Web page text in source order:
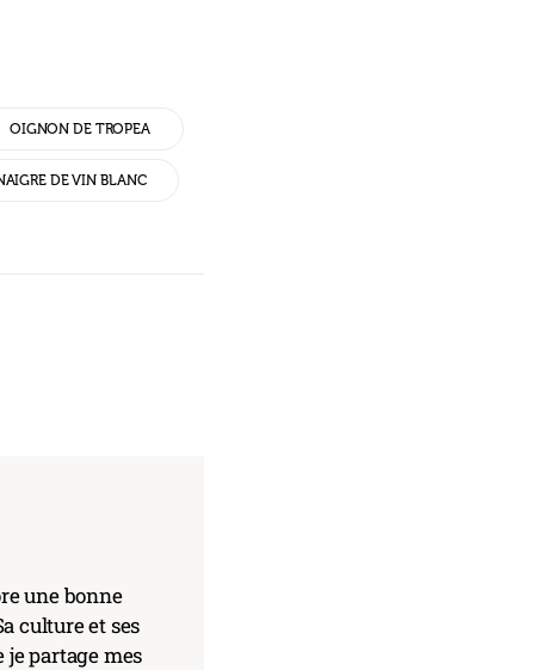
OIGNON DE TROPEA
DE VIN BLANC
une bonne
culture et ses
partage mes